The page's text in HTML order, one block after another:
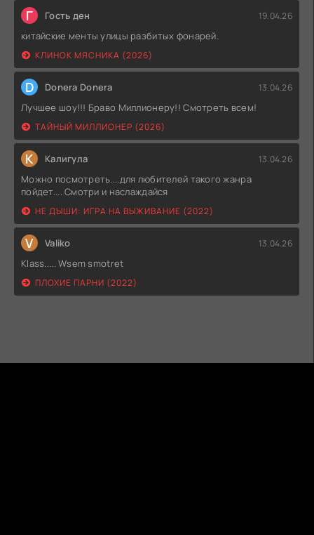
Г Гость ден 19.04.26
китайские менты улицы разбитых фонарей.
КЛИНОК МЯСНИКА (2026)
D Donera Donera 13.04.26
Лучшее шоу!!! Браво Миллионеру!! Смотреть всем!
ТАЙНЫЙ МИЛЛИОНЕР (2026)
К Калигула 13.04.26
Можно посмотреть....для любителей такого жанра
пойдет.... Смотри и наслаждайся
НЕ ДЫШИ: ИГРА НА ВЫЖИВАНИЕ (2022)
V Valiko 13.04.26
Klass..... Wsem smotret
ПЛОХИЕ ПАРНИ (2022)